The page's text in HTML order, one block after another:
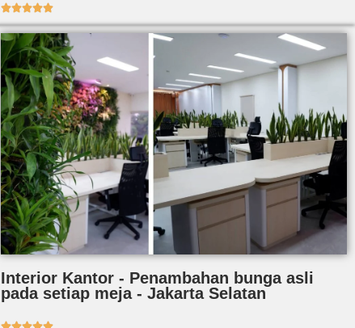

Interior Kantor - Penambahan bunga asli
pada setiap meja - Jakarta Selatan
